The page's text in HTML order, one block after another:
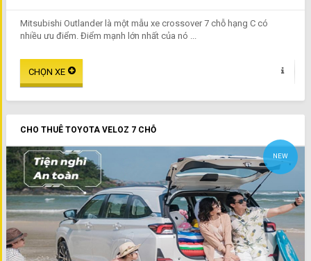
Mitsubishi Outlander là một mẫu xe crossover 7 chỗ hạng C có
nhiều ưu điểm. Điểm mạnh lớn nhất của nó ...
CHO THUÊ TOYOTA VELOZ 7 CHỖ
NEW